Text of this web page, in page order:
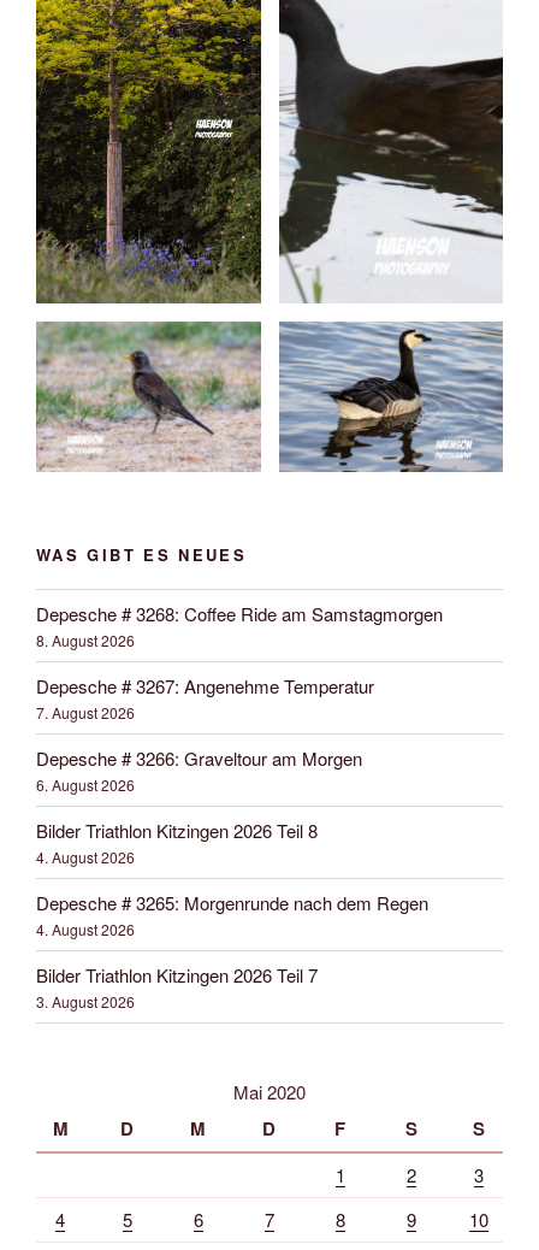
WAS GIBT ES NEUES
Depesche # 3268: Coffee Ride am Samstagmorgen
8. August 2026
Depesche # 3267: Angenehme Temperatur
7. August 2026
Depesche # 3266: Graveltour am Morgen
6. August 2026
Bilder Triathlon Kitzingen 2026 Teil 8
4. August 2026
Depesche # 3265: Morgenrunde nach dem Regen
4. August 2026
Bilder Triathlon Kitzingen 2026 Teil 7
3. August 2026
Mai 2020
M D M D F S S
1 2
3
4
5 6 7 8 9
10